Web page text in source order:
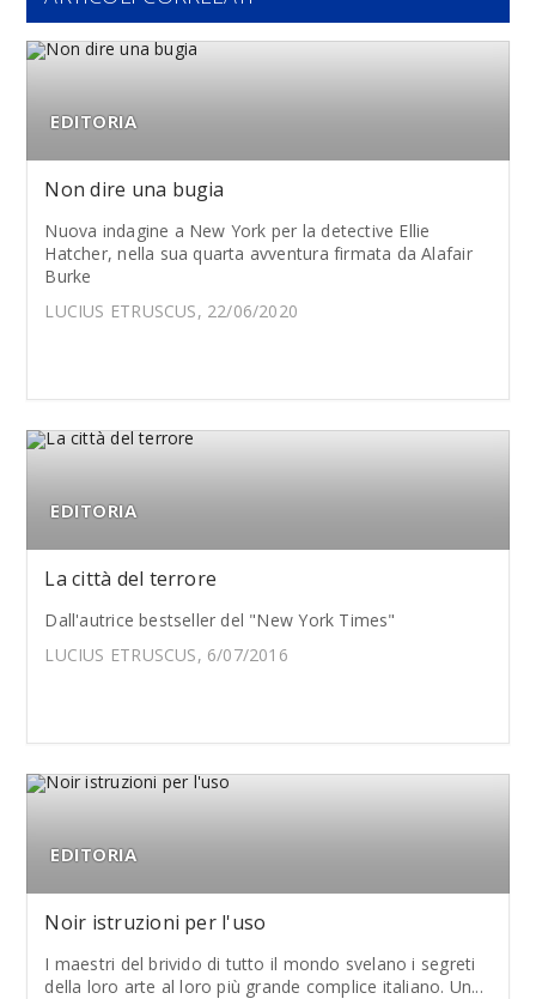
EDITORIA
Non dire una bugia
Nuova indagine a New York per la detective Ellie
Hatcher, nella sua quarta avventura firmata da Alafair
Burke
LUCIUS ETRUSCUS, 22/06/2020
EDITORIA
La città del terrore
Dall'autrice bestseller del "New York Times"
LUCIUS ETRUSCUS, 6/07/2016
EDITORIA
Noir istruzioni per l'uso
I maestri del brivido di tutto il mondo svelano i segreti
della loro arte al loro più grande complice italiano. Un...